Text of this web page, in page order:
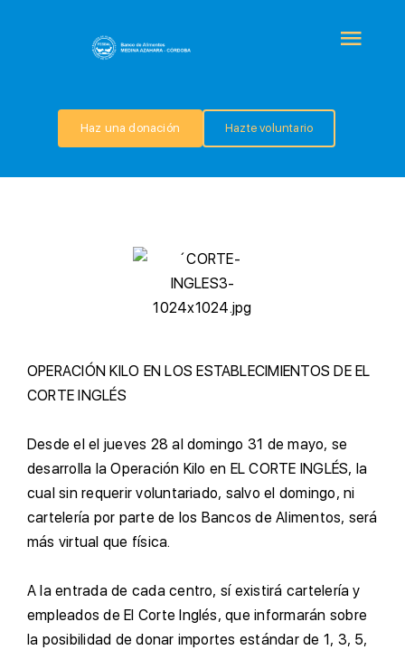
QUIÉNES SOMOS
CONTACTO
Haz una donación Hazte voluntario
OPERACIÓN KILO EN LOS ESTABLECIMIENTOS DE EL
CORTE INGLÉS
Desde el el jueves 28 al domingo 31 de mayo, se
desarrolla la Operación Kilo en EL CORTE INGLÉS, la
cual sin requerir voluntariado, salvo el domingo, ni
cartelería por parte de los Bancos de Alimentos, será
más virtual que física.
A la entrada de cada centro, sí existirá cartelería y
empleados de El Corte Inglés, que informarán sobre
la posibilidad de donar importes estándar de 1, 3, 5,